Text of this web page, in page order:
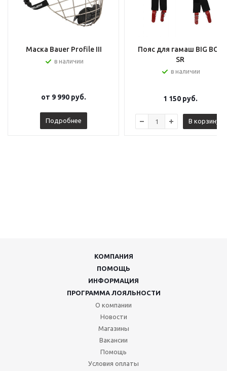
Маска Bauer Profile III
в наличии
от 9 990 руб.
Подробнее
Пояс для гамаш BIG BOY
SR
в наличии
1 150руб.
В корзину
КОМПАНИЯ
ПОМОЩЬ
ИНФОРМАЦИЯ
ПРОГРАММА ЛОЯЛЬНОСТИ
О компании
Новости
Магазины
Вакансии
Помощь
Условия оплаты